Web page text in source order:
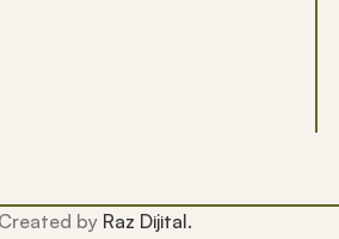
by Raz Dijital.